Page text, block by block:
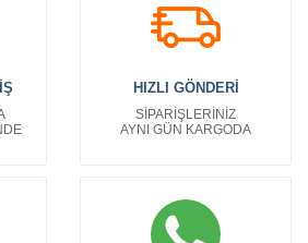
HIZLI GÖNDERİ
SİPARİŞLERİNİZ
AYNI GÜN KARGODA